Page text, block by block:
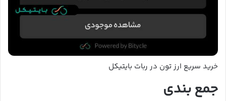
خرید سریع ارز تون در ربات بایتیکل
جمع بندی